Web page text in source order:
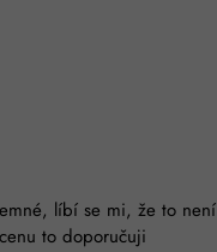
líbí se mi, že to není
to doporučuji